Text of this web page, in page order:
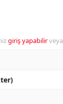
giriş yapabilirveya